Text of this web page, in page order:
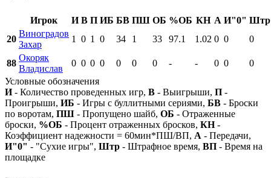
Игрок И В П ИБ БВ ПШ ОБ %ОБ КН А И"0" Штр
20
Виноградов
Захар
1 0 1 0 34 1 33 97.1 1.02 0 0 0
88
Окоряк
Владислав
0 0 0 0 0 0 0 - - 0 0
0
Условные обозначения
И- Количество проведенных игр, В - Выигрыши, П -
Проигрыши, ИБ - Игры с буллитными сериями, БВ - Броски
по воротам, ПШ - Пропущено шайб, ОБ - Отраженные
броски, %ОБ - Процент отраженных бросков, КН-
Коэффициент надежности = 60мин*ПШ/ВП, А - Передачи,
И"0" - "Сухие игры", Штр - Штрафное время, ВП - Время на
площадке